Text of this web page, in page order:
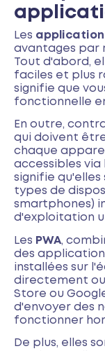
Les
avantages par
Tout d'abord,
faciles et plus
signifie que
fonctionnelle
En outre,
qui doivent
chaque
accessibles
signifie
types de
smartphones)
d'exploitation
Les PWA,
des
installées sur
directement
Store ou
d'envoyer des
fonctionner
De plus, elles